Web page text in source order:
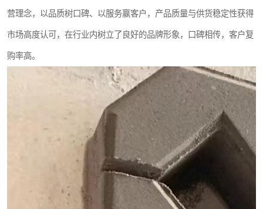
营理念，以品质树口碑、以服务赢客户，产品质量与供货稳定性获得
市场高度认可，在行业内树立了良好的品牌形象，口碑相传，客户复
购率高。